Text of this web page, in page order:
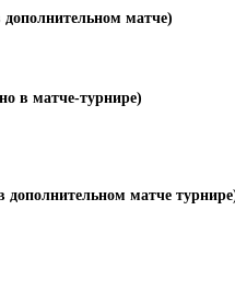
дополнительном матче)
в матче-турнире)
дополнительном матче